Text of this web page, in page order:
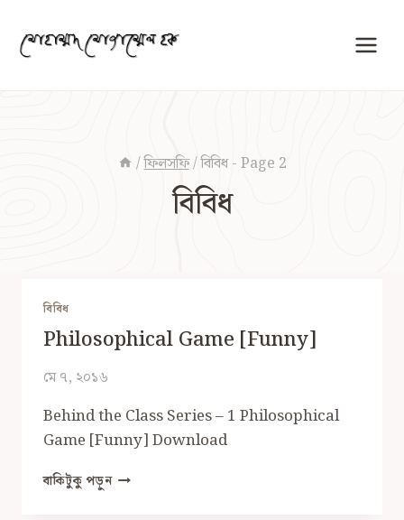
content
/ফিলসফি/বিবিধ- Page 2
বিবিধ
বিবিধ
Philosophical Game [Funny]
মে ৭, ২০১৬
Behind the Class Series – 1 Philosophical
Game [Funny] Download
বাকিটুকু পড়ুনPHILOSOPHICAL